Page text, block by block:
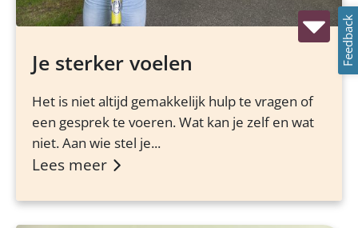
Feedback
Je sterker voelen
Het is niet altijd gemakkelijk hulp te vragen of
een gesprek te voeren. Wat kan je zelf en wat
niet. Aan wie stel je...
Lees meer